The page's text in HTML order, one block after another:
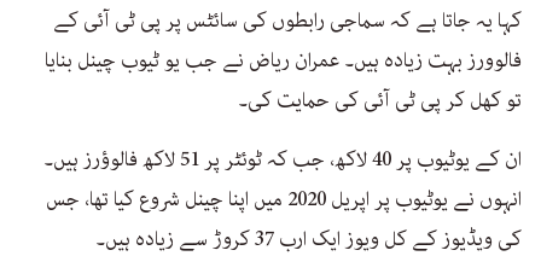
کہا یہ جاتا ہے کہ سماجی رابطوں کی سائٹس پر پی ٹی آئی کے
فالوورز بہت زیادہ ہیں۔ عمران ریاض نے جب یو ٹیوب چینل بنایا
تو کھل کر پی ٹی آئی کی حمایت کی۔
ان کے یوٹیوب پر 40 لاکھ، جب کہ ٹوئٹر پر 51 لاکھ فالوؤرز ہیں۔
انہوں نے یوٹیوب پر اپریل 2020 میں اپنا چینل شروع کیا تھا، جس
کی ویڈیوز کے کل ویوز ایک ارب 37 کروڑ سے زیادہ ہیں۔